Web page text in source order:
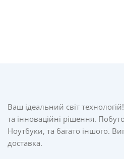
Ваш ідеальний світ
та інноваційні рішення.
Ноутбуки, та багато іншого.
доставка.